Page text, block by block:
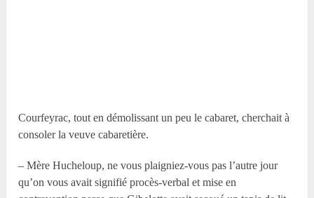
Courfeyrac, tout en démolissant un peu le cabaret, cherchait à
consoler la veuve cabaretière.
– Mère Hucheloup, ne vous plaigniez-vous pas l’autre jour
qu’on vous avait signifié procès-verbal et mise en